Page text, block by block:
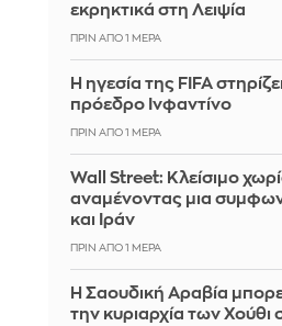
εκρηκτικά στη Λειψία
ΠΡΙΝ ΑΠΌ 1 ΜΈΡΑ
Η ηγεσία της FIFA
πρόεδρο Ινφαντίνο
ΠΡΙΝ ΑΠΌ 1 ΜΈΡΑ
Wall Street: Κλείσιμο
αναμένοντας μια
και Ιράν
ΠΡΙΝ ΑΠΌ 1 ΜΈΡΑ
Η Σαουδική Αραβία
την κυριαρχία των Χούθι